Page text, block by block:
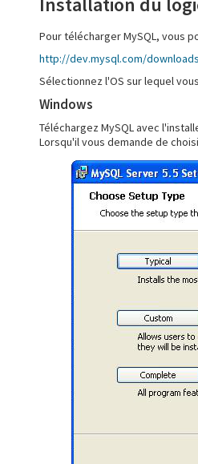
Pour télécharger MySQL, vous
http://dev.mysql.com/
Sélectionnez l'OS sur lequel
Windows
Téléchargez MySQL avec
Lorsqu'il vous demande de